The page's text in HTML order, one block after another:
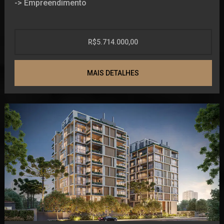
Churrasqueira
Aquecimento a Gás
Acessibilidade para PNE
CONDIÇÕES DE PAGAMENTO
Parcelas (7x) - R$ 124.071,43
Chaves (1x) - R$ 289.500,00
Entrada (1x) - R$ 868.500,00
Financiamento (1x) - R$ 3.474.000,00
Ar Condicionado
Cozinha
Acabamento em gesso
Churrasqueira
Sacada
Varanda
Lareira
Fechadura com senha na porta de entrada
Aquecimento a Gás
CONDIÇÕES DE PAGAMENTO
-> Empreendimento
Hall de entrada decorado e mobiliado
Guarita de segurança
Espaço gourmet
Elevador
Brinquedoteca
Painéis de energia solar
Medidores de água, luz e gás individuais
Academia
Playground
Salão de festas
Circuito Tv
Internet
R$5.714.000,00
MAIS DETALHES